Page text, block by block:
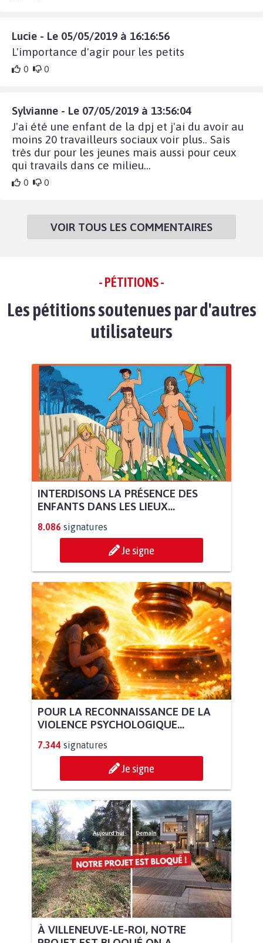
Lucie - Le 05/05/2019 à 16:16:56
L'importance d'agir pour les petits
0 0
Sylvianne - Le 07/05/2019 à 13:56:04
J'ai été une enfant de la dpj et j'ai du avoir au
moins 20 travailleurs sociaux voir plus.. Sais
très dur pour les jeunes mais aussi pour ceux
qui travails dans ce milieu...
0 0
VOIR TOUS LES COMMENTAIRES
- PÉTITIONS -
Les pétitions soutenues par d'autres
utilisateurs
INTERDISONS LA PRÉSENCE DES
ENFANTS DANS LES LIEUX...
8.086 signatures
Je signe
POUR LA RECONNAISSANCE DE LA
VIOLENCE PSYCHOLOGIQUE...
7.344 signatures
Je signe
À VILLENEUVE-LE-ROI, NOTRE